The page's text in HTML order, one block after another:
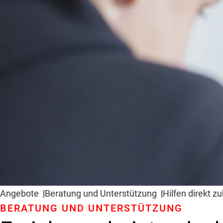
Angebote Beratung und Unter­stützung Hilfen direkt
BERATUNG UND UNTER­STÜTZUNG